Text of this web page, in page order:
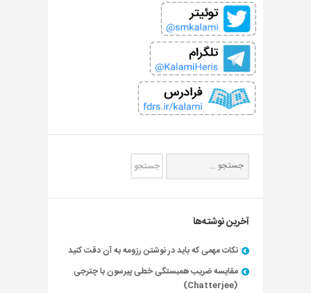
آخرین نوشته‌ها
نکات مهمی که باید در نوشتن رزومه به آن دقت کنید
مقایسه ضریب همبستگی خطی پیرسون با چترجی
(Chatterjee)